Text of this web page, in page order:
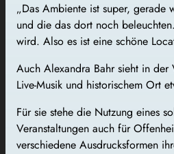
„Das Ambiente ist super, gerade
und die das dort noch
wird. Also es ist eine schöne
Auch Alexandra Bahr sieht in
Live-Musik und historischem Ort
Für sie stehe die Nutzung eines
Veranstaltungen auch für
verschiedene Ausdrucksformen